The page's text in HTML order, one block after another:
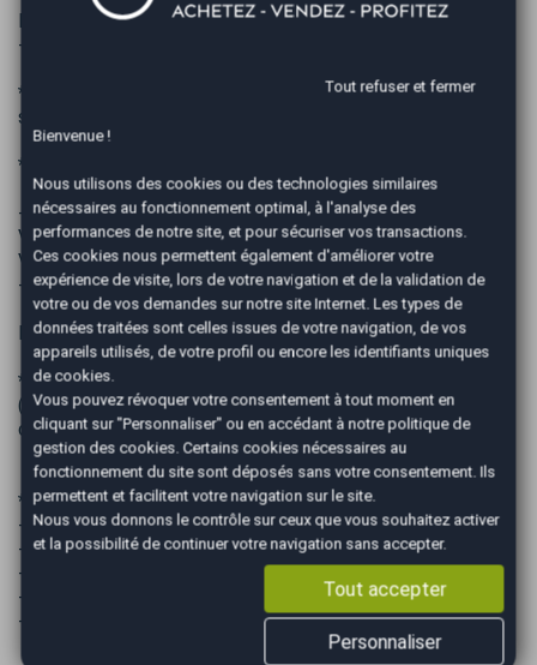
KILOMETRAGE EVOLUTIF
----------------------------------------
* PRIX DU VÉHICULE HORS COÛT DE LA CARTE GRISE
soit 157.21€ sans apport (voir conditions en agence )
* POSSIBILITÉ DE FAIRE LA CARTE GRISE SUR PLACE
------------------------------------
Visible sur St-Pierre Réunion uniquement sur RENDEZ-
VOUS
------------------------------------
EN OPTION :
* GARANTIE 6 ,12 ou 48 mois
(moteur, boite, pont, turbo, système de direction, système
de freinage, système de transmission, ingrédients)
* LE PACK EASY: 490€
- NETTOYAGE STANDARD
- GESTION DU DOSSIER ADMINISTRATIF
- PRESTATION DE LA CARTE GRISE
- CARBURANT 1/2
- GARANTIE 6 MOIS
Tout refuser et fermer
Bienvenue !
Nous utilisons des cookies ou des technologies similaires
nécessaires au fonctionnement optimal, à l'analyse des
performances de notre site, et pour sécuriser vos transactions.
Ces cookies nous permettent également d'améliorer votre
expérience de visite, lors de votre navigation et de la validation de
votre ou de vos demandes sur notre site Internet. Les types de
données traitées sont celles issues de votre navigation, de vos
appareils utilisés, de votre profil ou encore les identifiants uniques
de cookies.
Vous pouvez révoquer votre consentement à tout moment en
cliquant sur "Personnaliser" ou en accédant à notre politique de
gestion des cookies. Certains cookies nécessaires au
fonctionnement du site sont déposés sans votre consentement. Ils
permettent et facilitent votre navigation sur le site.
Nous vous donnons le contrôle sur ceux que vous souhaitez activer
et la possibilité de continuer votre navigation sans accepter.
Tout accepter
Personnaliser